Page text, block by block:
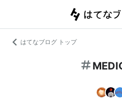
はてなブログ トップ